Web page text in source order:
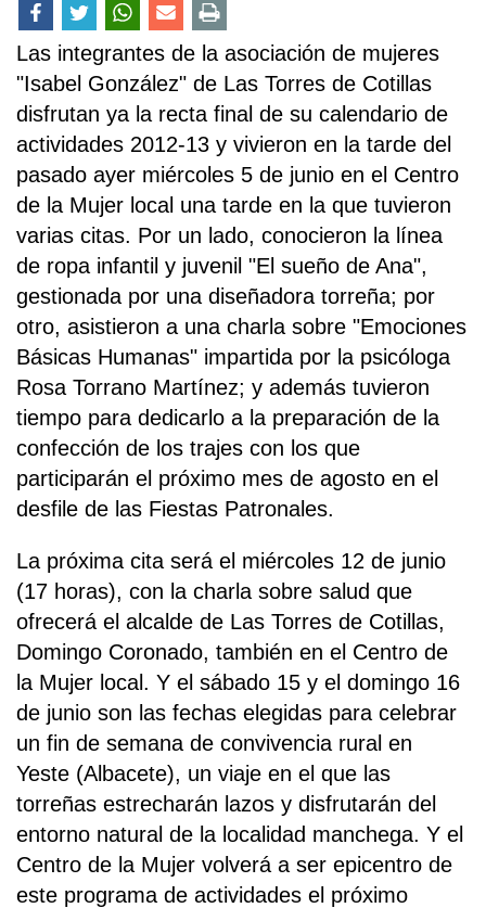
Las integrantes de la asociación de mujeres
"Isabel González" de Las Torres de Cotillas
disfrutan ya la recta final de su calendario de
actividades 2012-13 y vivieron en la tarde del
pasado ayer miércoles 5 de junio en el Centro
de la Mujer local una tarde en la que tuvieron
varias citas. Por un lado, conocieron la línea
de ropa infantil y juvenil "El sueño de Ana",
gestionada por una diseñadora torreña; por
otro, asistieron a una charla sobre "Emociones
Básicas Humanas" impartida por la psicóloga
Rosa Torrano Martínez; y además tuvieron
tiempo para dedicarlo a la preparación de la
confección de los trajes con los que
participarán el próximo mes de agosto en el
desfile de las Fiestas Patronales.
La próxima cita será el miércoles 12 de junio
(17 horas), con la charla sobre salud que
ofrecerá el alcalde de Las Torres de Cotillas,
Domingo Coronado, también en el Centro de
la Mujer local. Y el sábado 15 y el domingo 16
de junio son las fechas elegidas para celebrar
un fin de semana de convivencia rural en
Yeste (Albacete), un viaje en el que las
torreñas estrecharán lazos y disfrutarán del
entorno natural de la localidad manchega. Y el
Centro de la Mujer volverá a ser epicentro de
este programa de actividades el próximo